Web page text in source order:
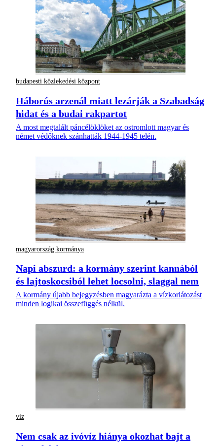
budapesti közlekedési központ
Háborús arzenál miatt lezárják a Szabadság
hidat és a budai rakpartot
A most megtalált páncélöklöket az ostromlott magyar és
német védőknek szánhatták 1944-1945 telén.
magyarország kormánya
Napi abszurd: a kormány szerint kannából
és lajtoskocsiból lehet locsolni, slaggal nem
A kormány újabb bejegyzésben magyarázta a vízkorlátozást
minden logikai összefüggés nélkül.
víz
Nem csak az ivóvíz hiánya okozhat bajt a